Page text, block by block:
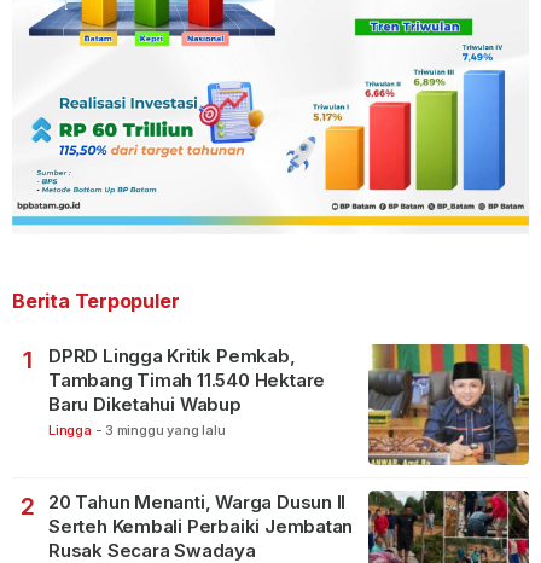
Berita Terpopuler
1
DPRD Lingga Kritik Pemkab,
Tambang Timah 11.540 Hektare
Baru Diketahui Wabup
Lingga - 3 minggu yang lalu
2
20 Tahun Menanti, Warga Dusun II
Serteh Kembali Perbaiki Jembatan
Rusak Secara Swadaya